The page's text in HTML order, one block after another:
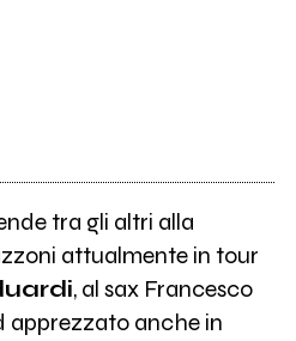
tra gli altri alla
attualmente in tour
, al sax Francesco
apprezzato anche in